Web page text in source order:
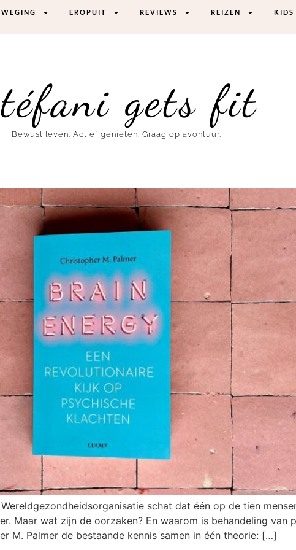
EROPUIT REVIEWS REIZEN KIDS
gets fit
Bewust leven. Actief genieten. Graag op avontuur.
schat dat één op de tien
Maar wat zijn de oorzaken? En waarom is behandeling van
M. Palmer de bestaande kennis samen in één theorie: […]